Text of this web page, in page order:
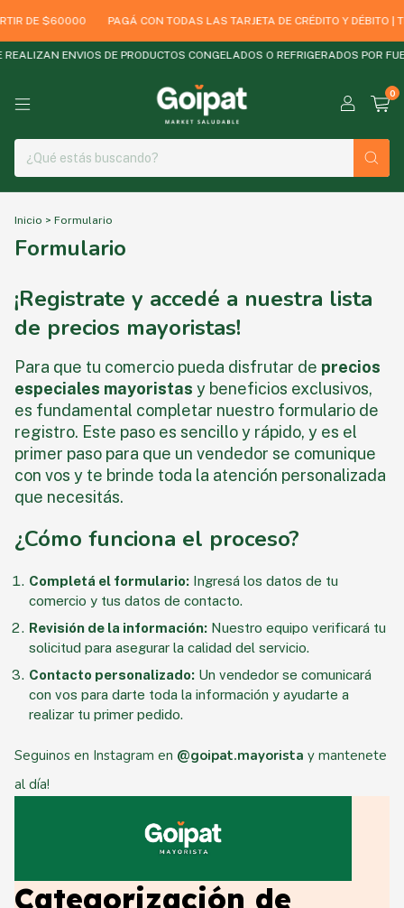
DE $60000 PAGÁ CON TODAS LAS TARJETA DE CRÉDITO Y DÉBITO |
ENVIOS DE PRODUCTOS CONGELADOS O REFRIGERADOS POR
0
Inicio > Formulario
Formulario
¡Registrate y accedé a nuestra lista
de precios mayoristas!
Para que tu comercio pueda disfrutar de precios
especiales mayoristas y beneficios exclusivos,
es fundamental completar nuestro formulario de
registro. Este paso es sencillo y rápido, y es el
primer paso para que un vendedor se comunique
con vos y te brinde toda la atención personalizada
que necesitás.
¿Cómo funciona el proceso?
Completá el formulario: Ingresá los datos de tu
comercio y tus datos de contacto.
Revisión de la información: Nuestro equipo verificará tu
solicitud para asegurar la calidad del servicio.
Contacto personalizado: Un vendedor se comunicará
con vos para darte toda la información y ayudarte a
realizar tu primer pedido.
Seguinos en Instagram en @goipat.mayorista y mantenete
al día!